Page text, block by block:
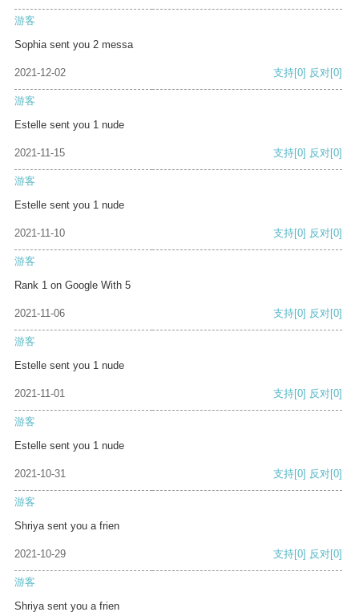
游客
Sophia sent you 2 messa
2021-12-02 支持[0] 反对[0]
游客
Estelle sent you 1 nude
2021-11-15 支持[0] 反对[0]
游客
Estelle sent you 1 nude
2021-11-10 支持[0] 反对[0]
游客
Rank 1 on Google With 5
2021-11-06 支持[0] 反对[0]
游客
Estelle sent you 1 nude
2021-11-01 支持[0] 反对[0]
游客
Estelle sent you 1 nude
2021-10-31 支持[0] 反对[0]
游客
Shriya sent you a frien
2021-10-29 支持[0] 反对[0]
游客
Shriya sent you a frien